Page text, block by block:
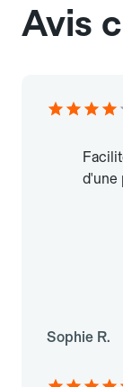
Avis
d'une
Sophie R.